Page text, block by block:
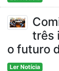
três
o futuro
Ler Notícia